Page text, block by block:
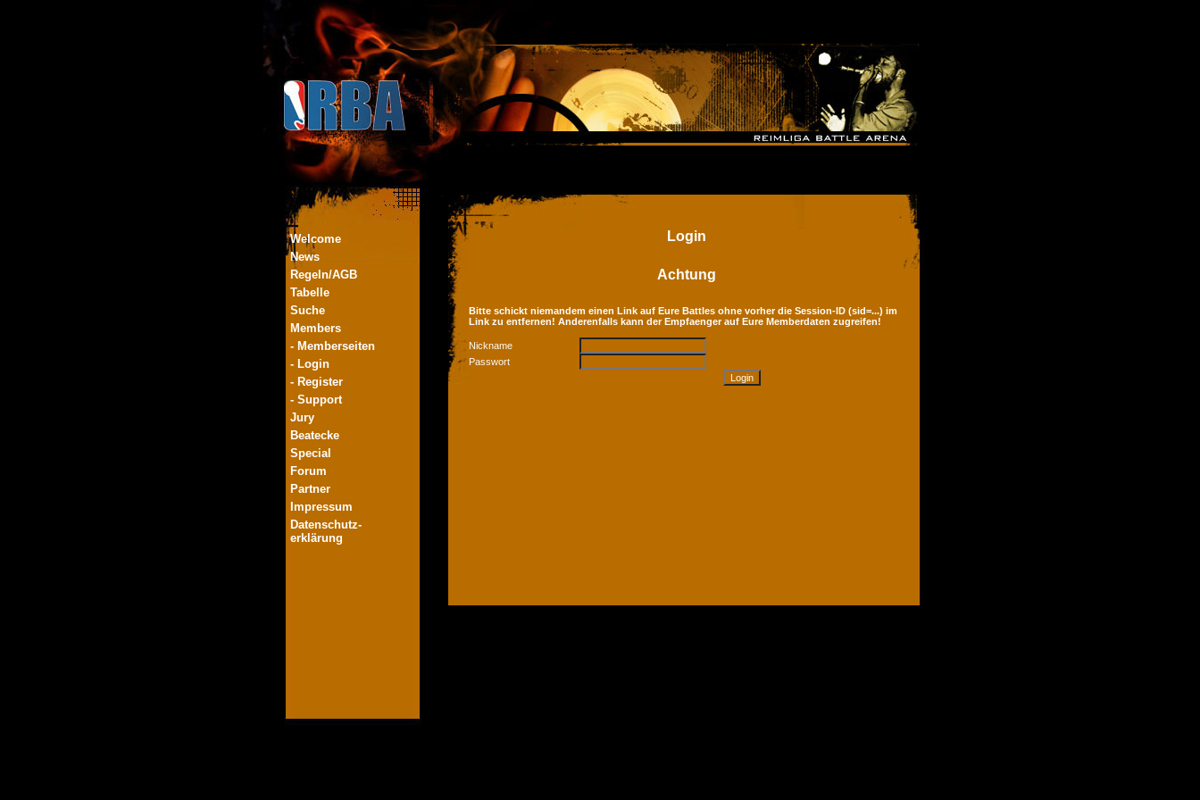
Welcome
News
Regeln/AGB
Tabelle
Suche
Members
- Memberseiten
- Login
- Register
- Support
Jury
Beatecke
Special
Forum
Partner
Impressum
Datenschutz-
erklärung
Login
Achtung
Bitte schickt niemandem einen Link auf Eure Battles ohne vorher die Session-ID (sid=...) im
Link zu entfernen! Anderenfalls kann der Empfaenger auf Eure Memberdaten zugreifen!
Nickname
Passwort